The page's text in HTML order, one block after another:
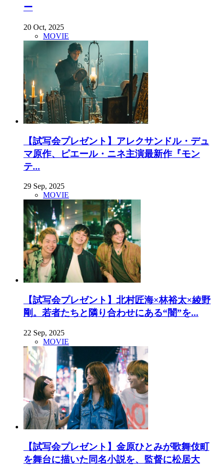
ー
20 Oct, 2025
MOVIE
【試写会プレゼント】アレクサンドル・デュ
マ原作、ピエール・ニネ主演最新作『モン
テ...
29 Sep, 2025
MOVIE
【試写会プレゼント】北村匠海×林裕太×綾野
剛。若者たちと隣り合わせにある“闇”を...
22 Sep, 2025
MOVIE
【試写会プレゼント】金原ひとみが歌舞伎町
を舞台に描いた同名小説を、監督に松居大